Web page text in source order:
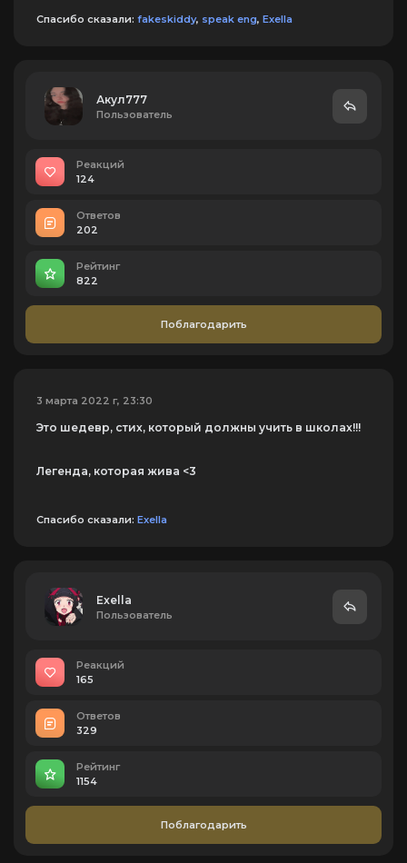
Спасибо сказали: fakeskiddy, speak eng, Exella
Акул777
Пользователь
Реакций
124
Ответов
202
Рейтинг
822
Поблагодарить
3 марта 2022 г, 23:30
Это шедевр, стих, который должны учить в школах!!!
Легенда, которая жива <3
Спасибо сказали: Exella
Exella
Пользователь
Реакций
165
Ответов
329
Рейтинг
1154
Поблагодарить